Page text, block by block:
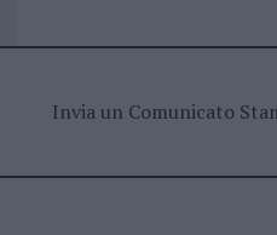
Invia un Comunicato